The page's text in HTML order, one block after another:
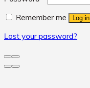
Remember me
Log in
Lost your password?